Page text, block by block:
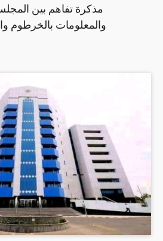
مذكرة تفاهم بين
والمعلومات بالخرطوم